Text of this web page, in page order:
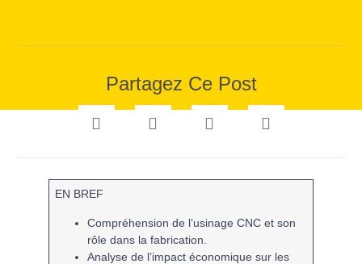
Partagez Ce Post
EN BREF
Compréhension de l’usinage CNC et son
rôle dans lafabrication
Analyse de l’impact économique sur les